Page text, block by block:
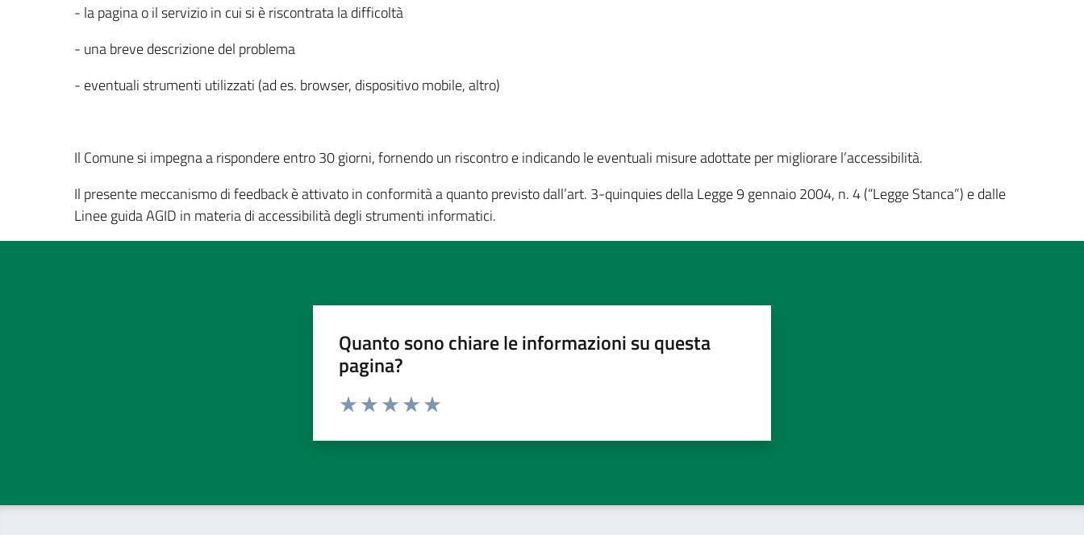
- la pagina o il servizio in cui si è riscontrata la difficoltà
- una breve descrizione del problema
- eventuali strumenti utilizzati (ad es. browser, dispositivo mobile, altro)
Il Comune si impegna a rispondere entro 30 giorni, fornendo un riscontro e indicando le eventuali misure adottate per migliorare l’accessibilità.
Il presente meccanismo di feedback è attivato in conformità a quanto previsto dall’art. 3-quinquies della Legge 9 gennaio 2004, n. 4 (“Legge Stanca”) e dalle
Linee guida AGID in materia di accessibilità degli strumenti informatici.
Quanto sono chiare le informazioni su questa
pagina?
Valuta da 1 a 5 stelle la pagina